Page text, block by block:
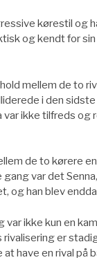
kørestil og
og kendt for
mellem de to
i den
var ikke tilfreds
de to kørere
gang var det
og han blev
var ikke kun en
er
have en rival på